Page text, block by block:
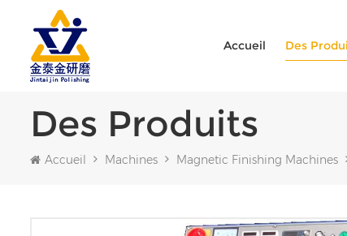
Accueil Des
Des Produits
Accueil Machines Magnetic Finishing Machines